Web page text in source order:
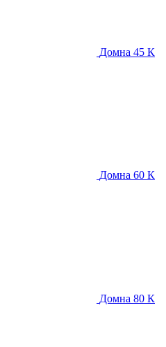
Домна 45 К
Домна 60 К
Домна 80 К